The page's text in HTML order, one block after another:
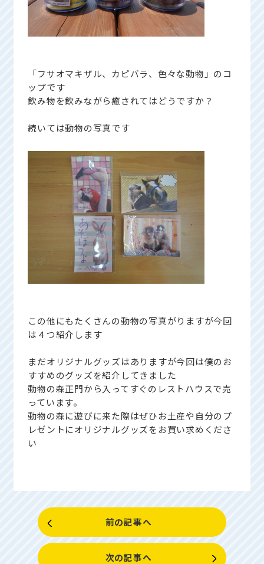
「フサオマキザル、カピバラ、色々な動物」のコ
ップです
飲み物を飲みながら癒されてはどうですか？
続いては動物の写真です
この他にもたくさんの動物の写真がりますが今回
は４つ紹介します
まだオリジナルグッズはありますが今回は僕のお
すすめのグッズを紹介してきました
動物の森正門から入ってすぐのレストハウスで売
っています。
動物の森に遊びに来た際はぜひお土産や自分のプ
レゼントにオリジナルグッズをお買い求めくださ
い
前の記事へ
次の記事へ